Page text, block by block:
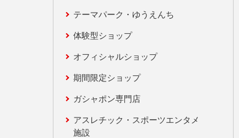
テーマパーク・ゆうえんち
体験型ショップ
オフィシャルショップ
期間限定ショップ
ガシャポン専門店
アスレチック・スポーツエンタメ
施設